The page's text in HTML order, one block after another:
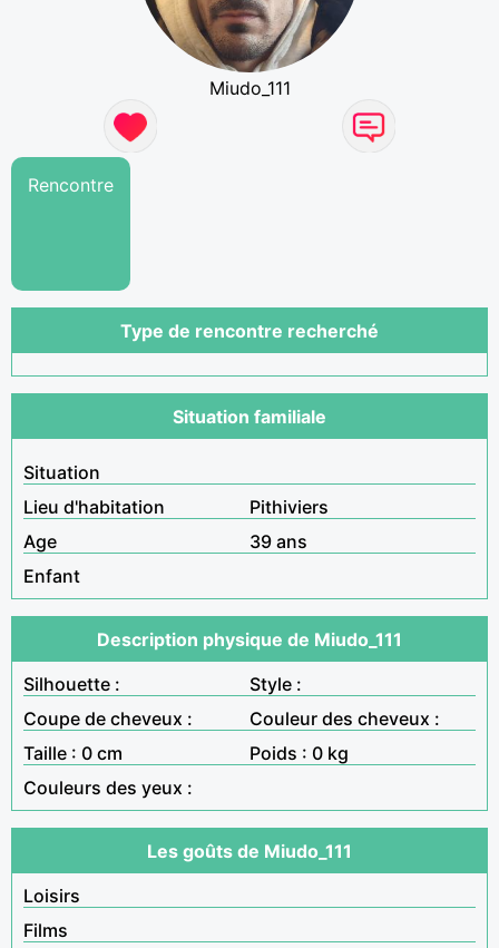
Miudo_111
Rencontre
Type de rencontre recherché
Situation familiale
Situation
Lieu d'habitation
Pithiviers
Age
39 ans
Enfant
Description physique de Miudo_111
Silhouette :
Style :
Coupe de cheveux :
Couleur des cheveux :
Taille : 0 cm
Poids : 0 kg
Couleurs des yeux :
Les goûts de Miudo_111
Loisirs
Films